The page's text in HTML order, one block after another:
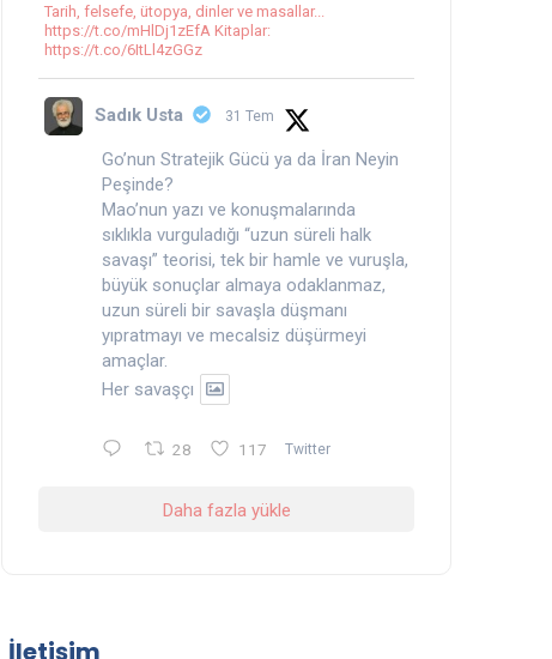
Tarih, felsefe, ütopya, dinler ve masallar...
https://t.co/mHlDj1zEfA Kitaplar:
https://t.co/6ItLl4zGGz
Sadık Usta 31 Tem
Go’nun Stratejik Gücü ya da İran Neyin
Peşinde?
Mao’nun yazı ve konuşmalarında
sıklıkla vurguladığı “uzun süreli halk
savaşı” teorisi, tek bir hamle ve vuruşla,
büyük sonuçlar almaya odaklanmaz,
uzun süreli bir savaşla düşmanı
yıpratmayı ve mecalsiz düşürmeyi
amaçlar.
Her savaşçı
28 117 Twitter
Daha fazla yükle
İletişim